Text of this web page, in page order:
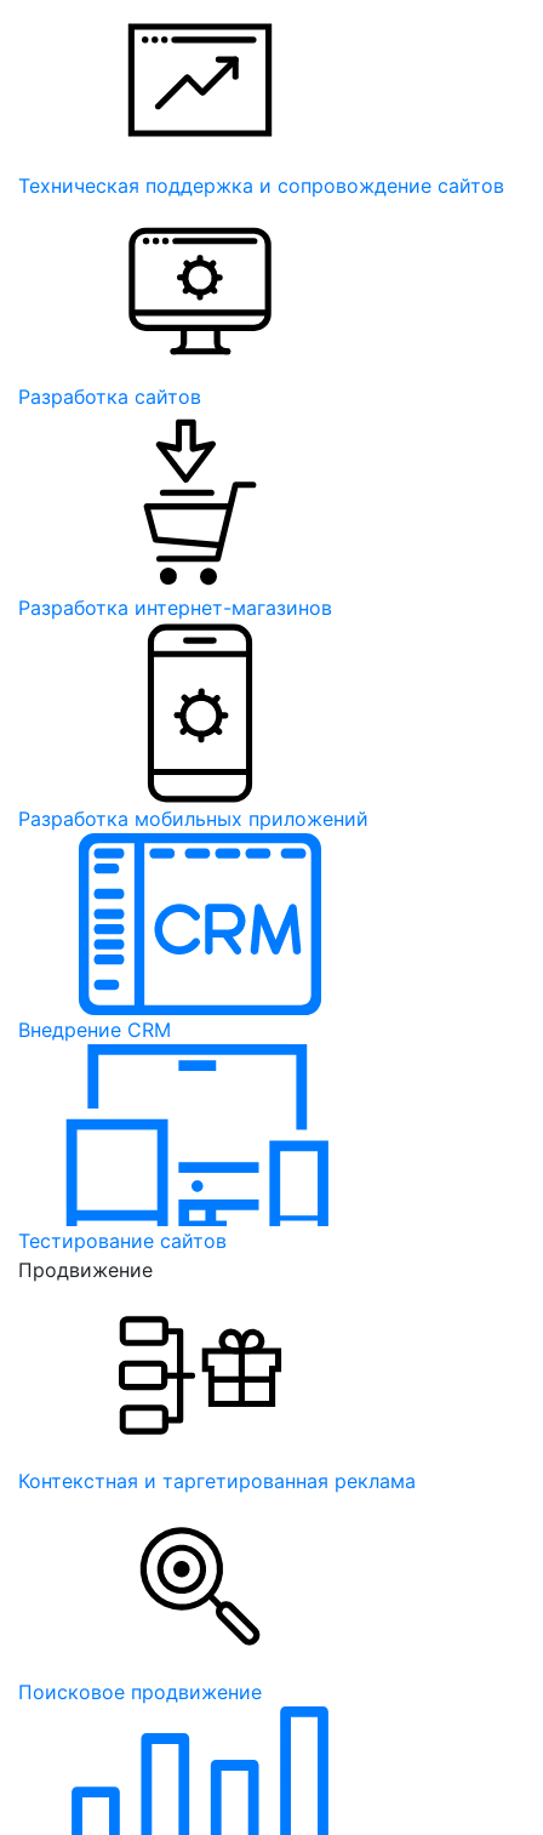
Техническая поддержка и сопровождение сайтов
Разработка сайтов
Разработка интернет-магазинов
Разработка мобильных приложений
Внедрение CRM
Тестирование сайтов
Продвижение
Контекстная и таргетированная реклама
Поисковое продвижение